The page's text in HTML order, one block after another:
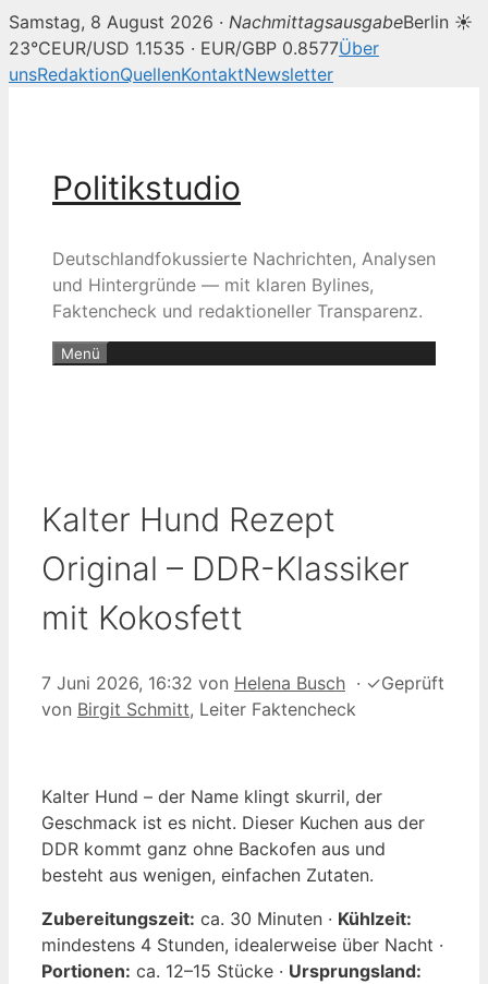
Samstag, 8 August 2026 · NachmittagsausgabeBerlin ☀
23°CEUR/USD 1.1535 · EUR/GBP 0.8577Über
unsRedaktionQuellenKontaktNewsletter
Politikstudio
Deutschlandfokussierte Nachrichten, Analysen
und Hintergründe — mit klaren Bylines,
Faktencheck und redaktioneller Transparenz.
Menü
Kalter Hund Rezept
Original – DDR-Klassiker
mit Kokosfett
7 Juni 2026, 16:32 von Helena Busch · ✓Geprüft
von Birgit Schmitt, Leiter Faktencheck
Kalter Hund – der Name klingt skurril, der
Geschmack ist es nicht. Dieser Kuchen aus der
DDR kommt ganz ohne Backofen aus und
besteht aus wenigen, einfachen Zutaten.
Zubereitungszeit: ca. 30 Minuten · Kühlzeit:
mindestens 4 Stunden, idealerweise über Nacht ·
Portionen: ca. 12–15 Stücke · Ursprungsland: